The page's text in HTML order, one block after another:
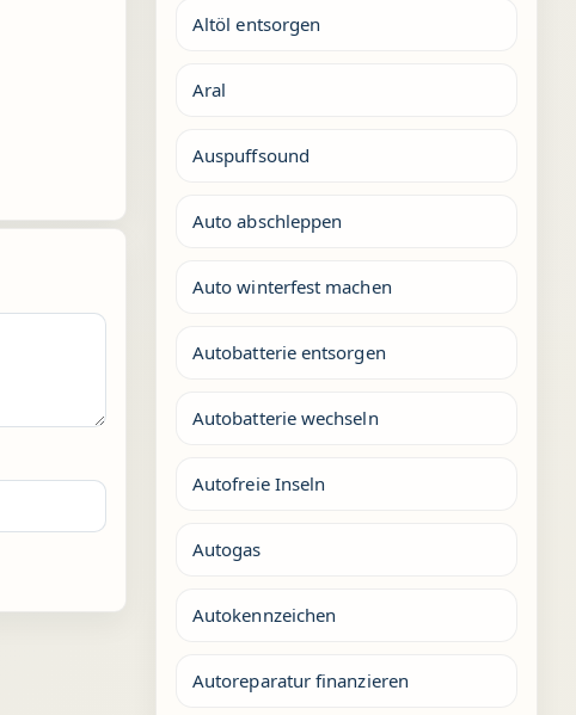
Altöl entsorgen
Aral
Auspuffsound
Auto abschleppen
Auto winterfest machen
Autobatterie entsorgen
Autobatterie wechseln
Autofreie Inseln
Autogas
Autokennzeichen
Autoreparatur finanzieren